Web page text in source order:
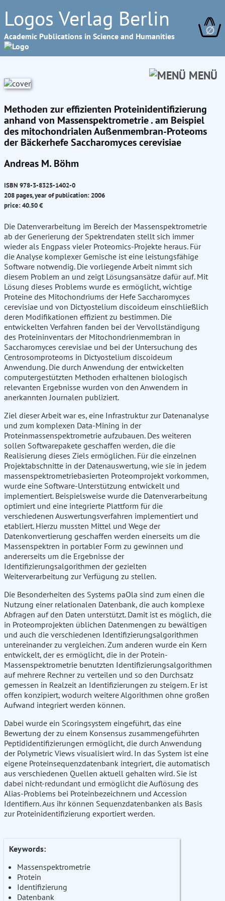
Logos Verlag Berlin
Academic Publications in Science and Humanities ∅
MENÜ
Methoden zur effizienten Proteinidentifizierung
anhand von Massenspektrometrie . am Beispiel
des mitochondrialen Außenmembran-Proteoms
der Bäckerhefe Saccharomyces cerevisiae
Andreas M. Böhm
ISBN 978-3-8325-1402-0
208 pages, year of publication: 2006
price: 40.50 €
Die Datenverarbeitung im Bereich der Massenspektrometrie
ab der Generierung der Spektrendaten stellt sich immer
wieder als Engpass vieler Proteomics-Projekte heraus. Für
die Analyse komplexer Gemische ist eine leistungsfähige
Software notwendig. Die vorliegende Arbeit nimmt sich
diesem Problem an und zeigt Lösungsansätze dafür auf. Mit
Lösung dieses Problems wurde es ermöglicht, wichtige
Proteine des Mitochondriums der Hefe Saccharomyces
cerevisiae und von Dictyostelium discoideum einschließlich
deren Modifikationen effizient zu bestimmen. Die
entwickelten Verfahren fanden bei der Vervollständigung
des Proteininventars der Mitochondrienmembran in
Saccharomyces cerevisiae und bei der Untersuchung des
Centrosomproteoms in Dictyostelium discoideum
Anwendung. Die durch Anwendung der entwickelten
computergestützten Methoden erhaltenen biologisch
relevanten Ergebnisse wurden von den Anwendern in
anerkannten Journalen publiziert.
Ziel dieser Arbeit war es, eine Infrastruktur zur Datenanalyse
und zum komplexen Data-Mining in der
Proteinmassenspektrometrie aufzubauen. Des weiteren
sollen Softwarepakete geschaffen werden, die die
Realisierung dieses Ziels ermöglichen. Für die einzelnen
Projektabschnitte in der Datenauswertung, wie sie in jedem
massenspektrometriebasierten Proteomprojekt vorkommen,
wurde eine Software-Unterstützung entwickelt und
implementiert. Beispielsweise wurde die Datenverarbeitung
optimiert und eine integrierte Plattform für die
verschiedenen Auswertungsverfahren implementiert und
etabliert. Hierzu mussten Mittel und Wege der
Datenkonvertierung geschaffen werden einerseits um die
Massenspektren in portabler Form zu gewinnen und
andererseits um die Ergebnisse der
Identifizierungsalgorithmen der gezielten
Weiterverarbeitung zur Verfügung zu stellen.
Die Besonderheiten des Systems paOla sind zum einen die
Nutzung einer relationalen Datenbank, die auch komplexe
Abfragen auf den Daten unterstützt. Damit ist es möglich, die
in Proteomprojekten üblichen Datenmengen zu bewältigen
und auch die verschiedenen Identifizierungsalgorithmen
untereinander zu vergleichen. Zum anderen wurde ein Kern
entwickelt, der es ermöglicht, die in der Protein-
Massenspektrometrie benutzten Identifizierungsalgorithmen
auf mehrere Rechner zu verteilen und so den Durchsatz
gemessen in Realzeit an Identifizierungen zu steigern. Er ist
offen konzipiert, wodurch weitere Algorithmen ohne großen
Aufwand integriert werden können.
Dabei wurde ein Scoringsystem eingeführt, das eine
Bewertung der zu einem Konsensus zusammengeführten
Peptididentifizierungen ermöglicht, die durch Anwendung
der Polymetric Views visualisiert wird. In das System ist eine
eigene Proteinsequenzdatenbank integriert, die automatisch
aus verschiedenen Quellen aktuell gehalten wird. Sie ist
dabei nicht-redundant und ermöglicht die Auflösung des
Alias-Problems bei Proteinbezeichnern und Accession
Identifiern. Aus ihr können Sequenzdatenbanken als Basis
zur Proteinidentifizierung exportiert werden.
Keywords:
Massenspektrometrie
Protein
Identifizierung
Datenbank